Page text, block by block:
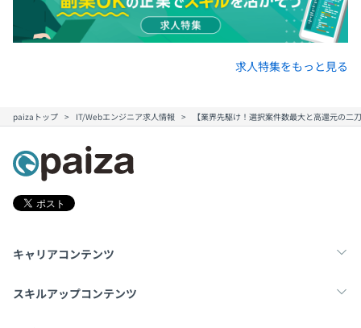
求人特集をもっと見る
paizaトップ IT/Webエンジニア求人情報 【業界先駆け！選択案件数最大と高還元の
キャリアコンテンツ
転職・キャリア
スキルアップコンテンツ